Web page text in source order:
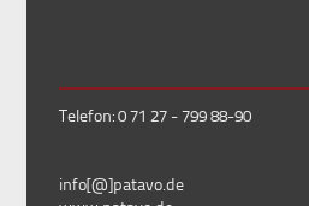
Telefon: 0 71 27 - 799 88-90
info[@]patavo.de